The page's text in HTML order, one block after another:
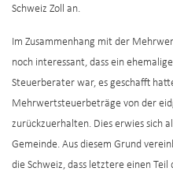
Schweiz Zoll an.
Im Zusammenhang mit der
noch interessant, dass ein
Steuerberater war, es geschafft
Mehrwertsteuerbeträge von der
zurückzuerhalten. Dies erwies sich
Gemeinde. Aus diesem Grund
die Schweiz, dass letztere einen